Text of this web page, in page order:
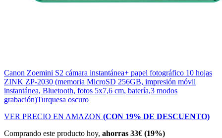
Canon Zoemini S2 cámara instantánea+ papel fotográfico 10 hojas
ZINK ZP-2030 (memoria MicroSD 256GB, impresión móvil
instantánea, Bluetooth, fotos 5x7,6 cm, batería,3 modos
grabación)Turquesa oscuro
VER PRECIO EN AMAZON (CON 19% DE DESCUENTO)
Comprando este producto hoy, ahorras 33€ (19%)